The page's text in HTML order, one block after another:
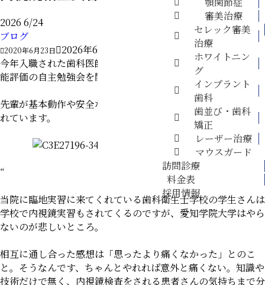
審美治療
セレック審美
治療
ホワイトニン
グ
インプラント
歯科
歯並び・歯科
矯正
レーザー治療
マウスガード
訪問診療
料金表
採用情報
2026 6/24
ブログ
2020年6月23日
2026年6月24日
今年入職された歯科医師と歯科衛生士が内視鏡を用いた嚥下機
能評価の自主勉強会を開いておりました。
先輩が基本動作や安全な操作、評価方法までレクチャーしてく
れています。
“
当院に臨地実習に来てくれている歯科衛生士学校の学生さんは
学校で内視鏡実習もされてくるのですが、愛知学院大学はやら
ないのが悲しいところ。
相互に通し合った感想は「思ったより痛くなかった」とのこ
と。そうなんです、ちゃんとやれれば意外と痛くない。知識や
技術だけで無く、内視鏡検査をされる患者さんの気持ちまで分